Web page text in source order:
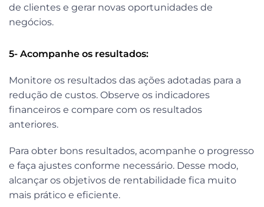
de clientes e gerar novas oportunidades de
negócios.
5- Acompanhe os resultados:
Monitore os resultados das ações adotadas para a
redução de custos. Observe os indicadores
financeiros e compare com os resultados
anteriores.
Para obter bons resultados, acompanhe o progresso
e faça ajustes conforme necessário. Desse modo,
alcançar os objetivos de rentabilidade fica muito
mais prático e eficiente.